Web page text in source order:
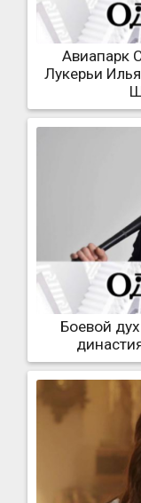
Авиапарк
Лукерьи
Боевой